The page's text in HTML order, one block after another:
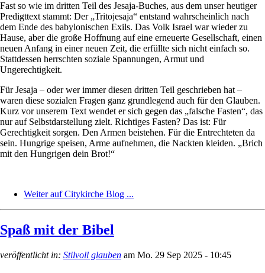
Fast so wie im dritten Teil des Jesaja-Buches, aus dem unser heutiger
Predigttext stammt: Der „Tritojesaja“ entstand wahrscheinlich nach
dem Ende des babylonischen Exils. Das Volk Israel war wieder zu
Hause, aber die große Hoffnung auf eine erneuerte Gesellschaft, einen
neuen Anfang in einer neuen Zeit, die erfüllte sich nicht einfach so.
Stattdessen herrschten soziale Spannungen, Armut und
Ungerechtigkeit.
Für Jesaja – oder wer immer diesen dritten Teil geschrieben hat –
waren diese sozialen Fragen ganz grundlegend auch für den Glauben.
Kurz vor unserem Text wendet er sich gegen das „falsche Fasten“, das
nur auf Selbstdarstellung zielt. Richtiges Fasten? Das ist: Für
Gerechtigkeit sorgen. Den Armen beistehen. Für die Entrechteten da
sein. Hungrige speisen, Arme aufnehmen, die Nackten kleiden. „Brich
mit den Hungrigen dein Brot!“
Weiter auf Citykirche Blog ...
Spaß mit der Bibel
veröffentlicht in: Stilvoll glauben am Mo. 29 Sep 2025 - 10:45